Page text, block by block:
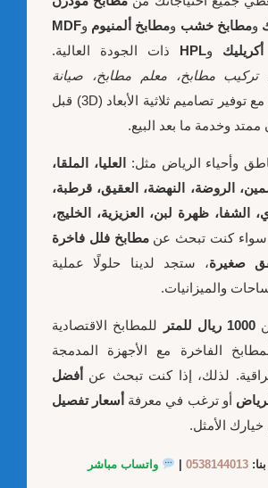
ومطابخ خشب ومطابخ ألمنيوم وMDF
وHPL ذات الجودة العالية.
تركيب مطابخ، معلم مطابخ، صيانة
، مع توفير تصاميم ثلاثية الأبعاد (3D) قبل
ممتد وخدمة ما بعد البيع.
وأحياء الرياض مثل:
العليا، الملقا،
الروضة، النهضة، العقيق، قرطبة،
الشفا، ظهرة لبن، العزيزية، الخليج،
سواء كنت تبحث عنمطابخ فلل فاخرة
صغيرة، ستجد لدينا حلولًا عملية
والميزانيات.
1000 ريال للمتر
للمطابخ الاقتصادية
الفاخرة مع الأجهزة المدمجة
لذلك، إذا كنت تبحث عن أفضل
أو ترغب في معرفة أسعار تفصيل
الأمثل.
0538144013 واتساب مباشر